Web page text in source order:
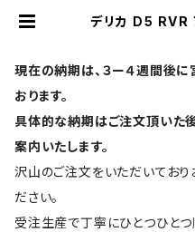
デリカ D5 RVR
ジェロ ミラー
タム ekスペー
ーホルダー d:5 uno per uno | UN
O PER UNO |
現在の納期は、３ー４週間後
おります。
具体的な納期はご注文頂いた
案内いたします。
沢山のご注文をいただいており
ださい。
受注生産で丁寧にひとつひと